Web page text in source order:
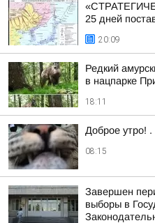
25 дней
20:09
Редкий
в нацпарке
18:11
Доброе утро!
08:15
Завершен
выборы в